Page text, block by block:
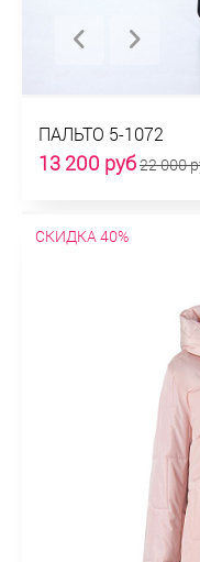
ПАЛЬТО 5-1072
13 200 руб22 000
СКИДКА 40%